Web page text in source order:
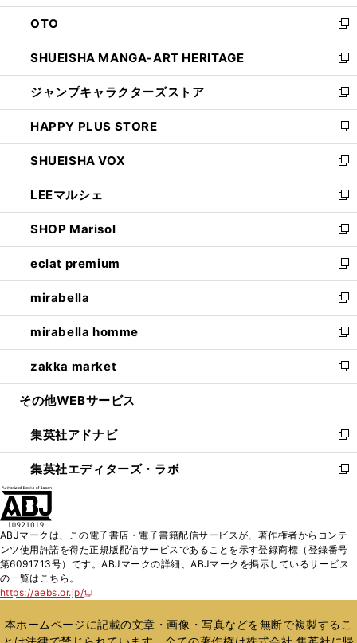
ウ
で
開
く
ン
ド
ウ
で
開
く
OTO
新
し
い
ウ
ィ
ン
ド
ウ
で
開
く
SHUEISHA MANGA-ART HERITAGE
新
し
い
ウ
ィ
ン
ド
ウ
で
開
く
ジャンプキャラクターズストア
新
し
い
ウ
ィ
ン
ド
ウ
で
開
く
HAPPY PLUS STORE
新
し
い
ウ
ィ
ン
ド
ウ
で
開
く
SHUEISHA VOX
新
し
い
ウ
ィ
ン
ド
ウ
で
開
く
LEEマルシェ
新
し
い
ウ
ィ
ン
ド
ウ
で
開
く
SHOP Marisol
新
し
い
ウ
ィ
ン
ド
ウ
で
開
eclat premium
新
し
い
ウ
ィ
ン
ド
ウ
開
く
mirabella
新
し
い
ウ
ィ
ン
ウ
で
開
く
mirabella homme
新
し
い
ウ
ン
ド
ウ
で
zakka market
新
し
ウ
ィ
ン
ド
く
その他WEBサービス
集英社アドナビ
新
し
い
ド
ウ
で
集英社エディターズ・ラボ
新
ィ
ン
ド
開
く
ABJマークは、この電子書店・電子書籍配信サービスが、著作権者からコンテ
ンツ使用許諾を得た正規版配信サービスであることを示す登録商標（登録番号
第6091713号）です。ABJマークの詳細、ABJマークを掲示しているサービス
の一覧はこちら。
https://aebs.or.jp/
新
い
ウ
本ホームページに記載の文章・画像・写真などを無断で複製するこ